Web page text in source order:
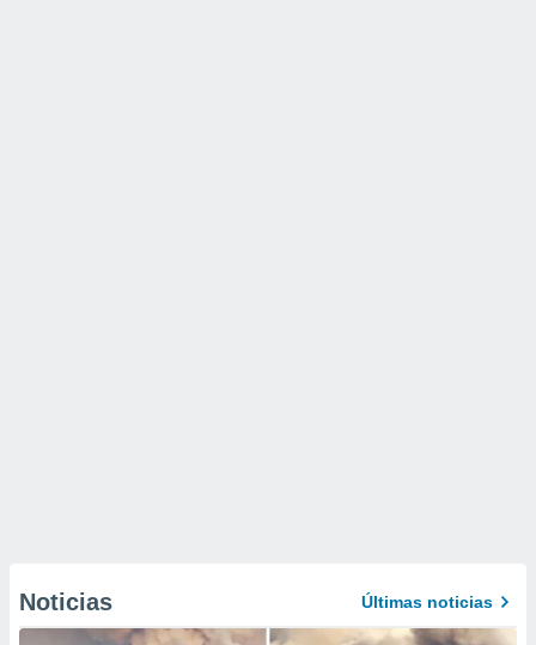
Noticias Últimas noticias